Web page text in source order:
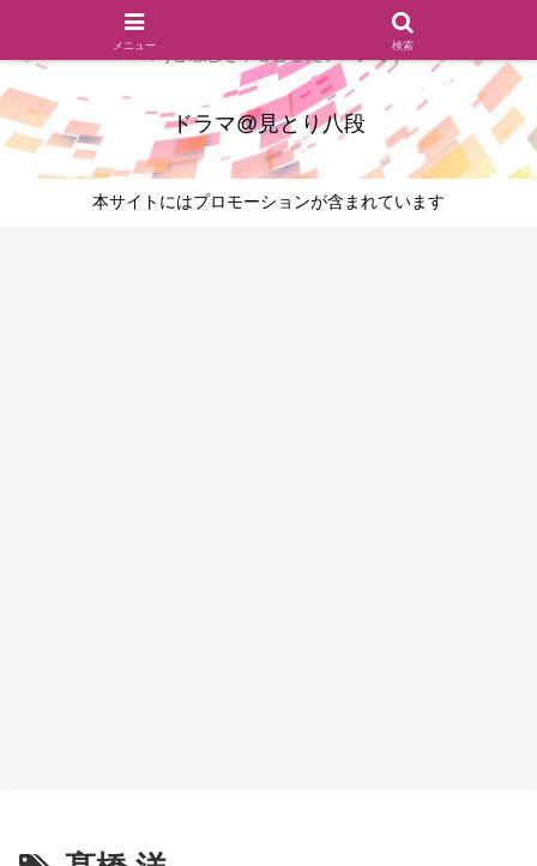
ドラマのシーンとセリフを切り取ったあらすじレビュー(復習ネタ
バレ)と感想を中心としたブログです
ドラマ@見とり八段
本サイトにはプロモーションが含まれています
メニュー 検索